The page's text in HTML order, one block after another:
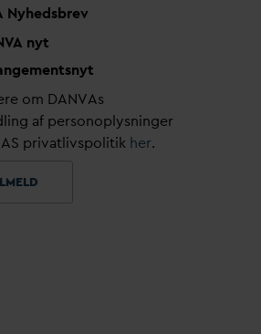
Nyhedsbrev
VA nyt
om DANVAs
af personoplysninger
privatlivspolitik her.